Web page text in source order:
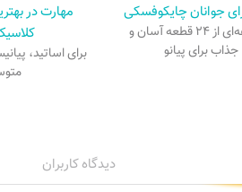
جوانان چایکوفسکی
مجموعه‌ای از ۲۴ قطعه آسان و
جذاب برای پیانو
مهارت در
برای اساتید،
دیدگاه کاربران